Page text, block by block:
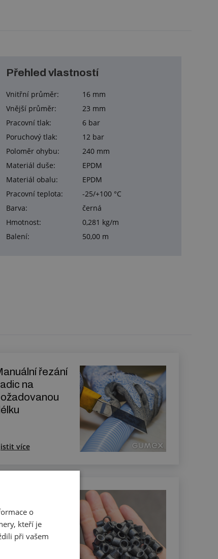
Přehled vlastností
Vnitřní průměr:
16 mm
Vnější průměr:
23 mm
Pracovní tlak:
6 bar
Poruchový tlak:
12 bar
Poloměr ohybu:
240 mm
Materiál duše:
EPDM
Materiál obalu:
EPDM
Pracovní teplota:
-25/+100 °C
Barva:
černá
Hmotnost:
0,281 kg/m
Balení:
50,00 m
řezání
na
více
stroji
o
kteří je
při vašem